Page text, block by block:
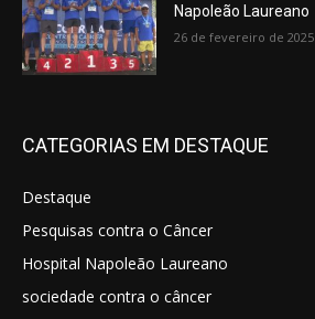
Napoleão Laureano
26 de fevereiro de 2025
CATEGORIAS EM DESTAQUE
Destaque
Pesquisas contra o Câncer
Hospital Napoleão Laureano
sociedade contra o câncer